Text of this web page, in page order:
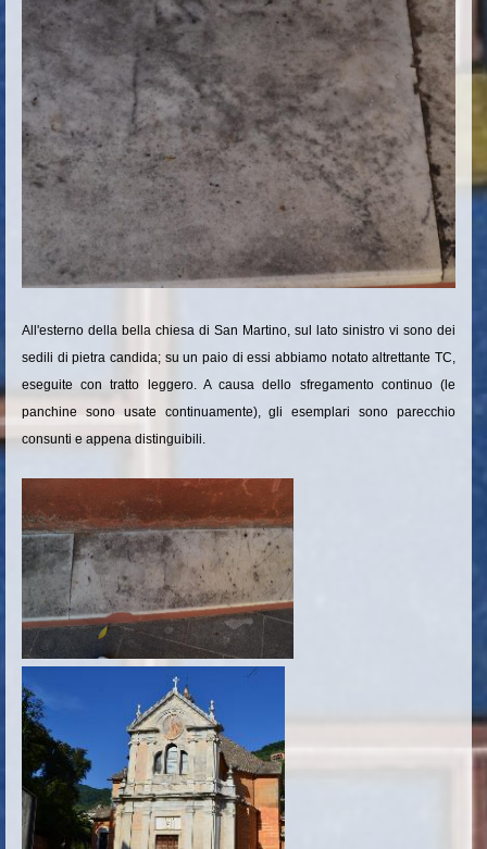
All'esterno della bella chiesa di San Martino, sul lato sinistro vi sono dei
sedili di pietra candida; su un paio di essi abbiamo notato altrettante TC,
eseguite con tratto leggero. A causa dello sfregamento continuo (le
panchine sono usate continuamente), gli esemplari sono parecchio
consunti e appena distinguibili.